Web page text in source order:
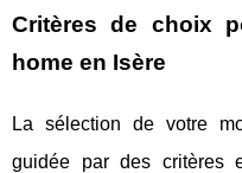
Critères de choix
home en Isère
La sélection de votre
guidée par des critères